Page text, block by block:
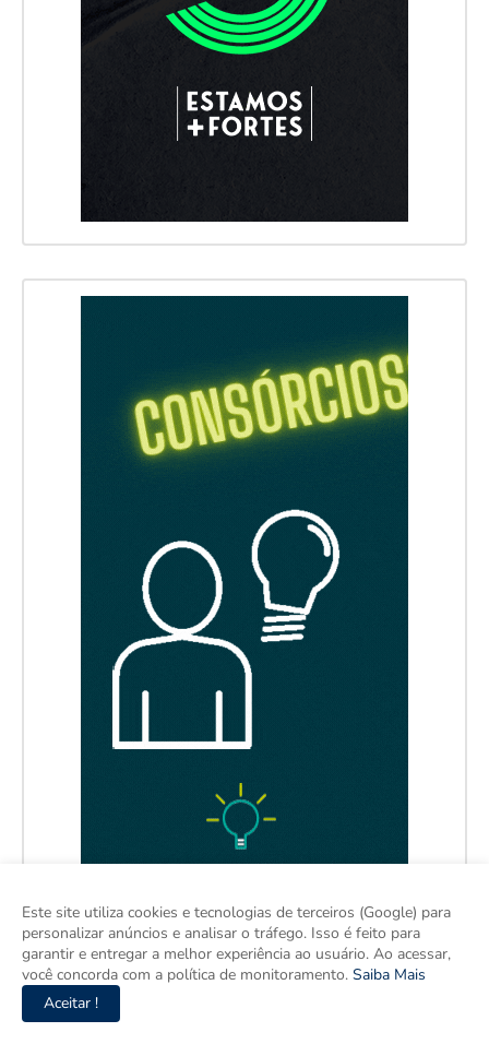
Este site utiliza cookies e tecnologias de terceiros (Google) para
personalizar anúncios e analisar o tráfego. Isso é feito para
garantir e entregar a melhor experiência ao usuário. Ao acessar,
você concorda com a política de monitoramento. Saiba Mais
Aceitar !